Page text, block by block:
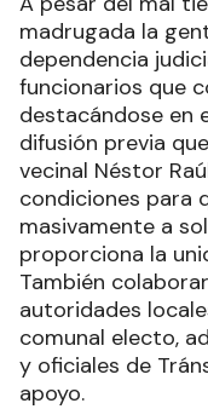
madrugada la
dependencia
funcionarios que
destacándose en
difusión previa
vecinal Néstor
condiciones para
masivamente a
proporciona la
También
autoridades
comunal electo,
y oficiales de
apoyo.